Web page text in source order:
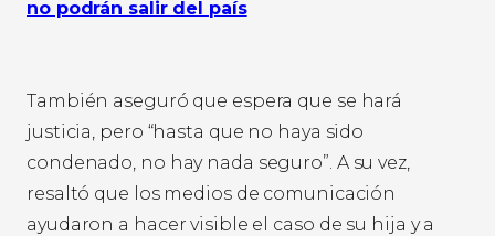
no podrán salir del país
También aseguró que espera que se hará
justicia, pero “hasta que no haya sido
condenado, no hay nada seguro”. A su vez,
resaltó que los medios de comunicación
ayudaron a hacer visible el caso de su hija y a